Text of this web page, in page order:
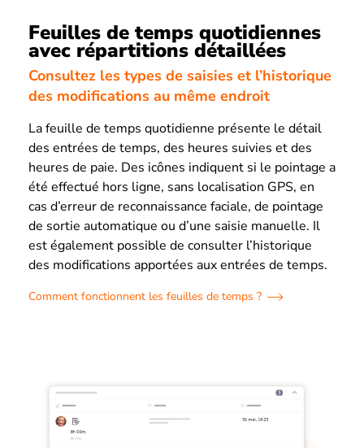
Feuilles de temps quotidiennes
avec répartitions détaillées
Consultez les types de saisies et l’historique
des modifications au même endroit
La feuille de temps quotidienne présente le détail
des entrées de temps, des heures suivies et des
heures de paie. Des icônes indiquent si le pointage a
été effectué hors ligne, sans localisation GPS, en
cas d’erreur de reconnaissance faciale, de pointage
de sortie automatique ou d’une saisie manuelle. Il
est également possible de consulter l’historique
des modifications apportées aux entrées de temps.
Comment fonctionnent les feuilles de temps ?